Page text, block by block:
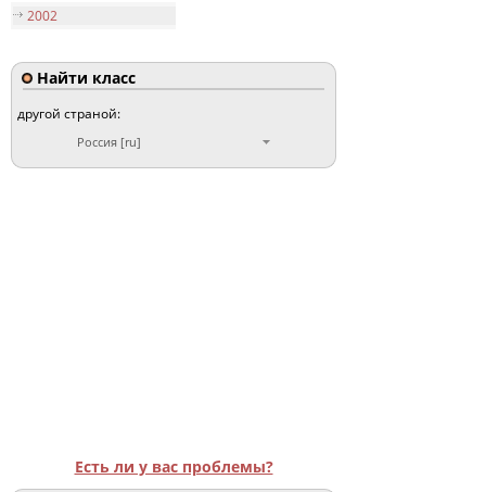
2002
Найти класс
другой страной:
Россия [ru]
Есть ли у вас проблемы?